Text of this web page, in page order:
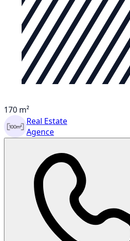
170 m²
Real Estate
Agence